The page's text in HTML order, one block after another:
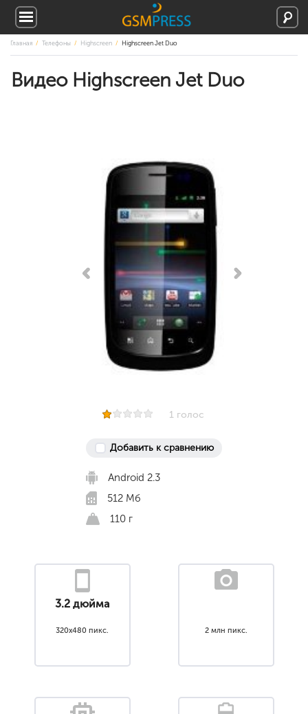
Главная Телефоны Highscreen Highscreen Jet Duo
Видео Highscreen Jet Duo
1 голос
Добавить к сравнению
Android 2.3
512 Мб
110 г
3.2 дюйма
320x480 пикс. 2 млн пикс.